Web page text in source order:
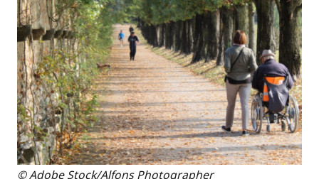
© Adobe Stock/Alfons Photographer